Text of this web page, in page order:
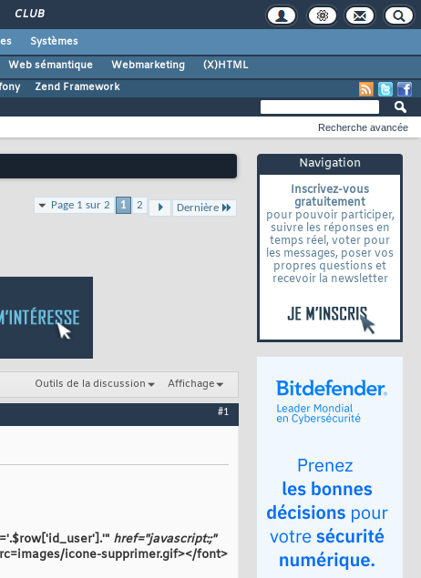
CLUB
Systèmes
Web sémantique Webmarketing
(X)HTML
Zend Framework
Navigation
Inscrivez-vous
gratuitement
pour pouvoir participer,
suivre les réponses en
temps réel, voter pour
les messages, poser vos
propres questions et
recevoir la newsletter
Recherche avancée
Page 1 sur 2 1 2 Dernière
Outils de la discussion Affichage
#1
href="javascript:;"
icone-supprimer.gif></font>